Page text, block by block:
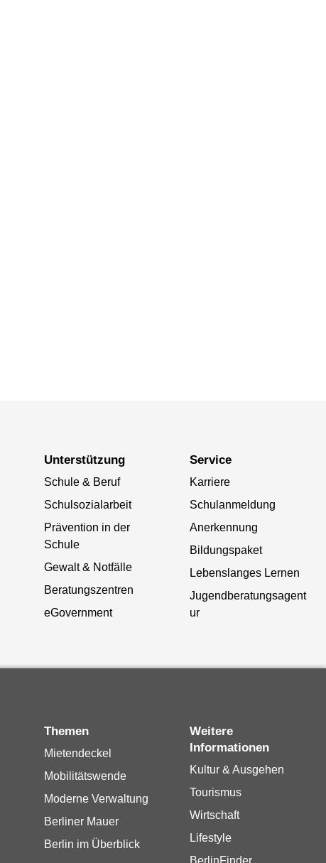
Unterstützung
Schule & Beruf
Schulsozialarbeit
Prävention in der
Schule
Gewalt & Notfälle
Beratungszentren
eGovernment
Service
Karriere
Schulanmeldung
Anerkennung
Bildungspaket
Lebenslanges Lernen
Jugendberatungsagent
ur
Themen
Mietendeckel
Mobilitätswende
Moderne Verwaltung
Berliner Mauer
Berlin im Überblick
Weitere
Informationen
Kultur & Ausgehen
Tourismus
Wirtschaft
Lifestyle